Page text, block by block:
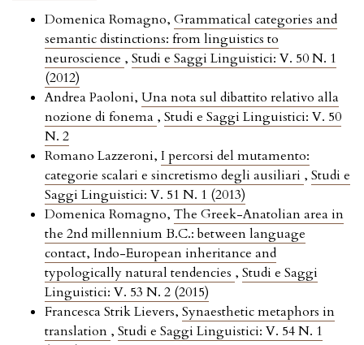
Domenica Romagno, Grammatical categories and
semantic distinctions: from linguistics to
neuroscience , Studi e Saggi Linguistici: V. 50 N. 1
(2012)
Andrea Paoloni, Una nota sul dibattito relativo alla
nozione di fonema , Studi e Saggi Linguistici: V. 50
N. 2
Romano Lazzeroni, I percorsi del mutamento:
categorie scalari e sincretismo degli ausiliari , Studi e
Saggi Linguistici: V. 51 N. 1 (2013)
Domenica Romagno, The Greek-Anatolian area in
the 2nd millennium B.C.: between language
contact, Indo-European inheritance and
typologically natural tendencies , Studi e Saggi
Linguistici: V. 53 N. 2 (2015)
Francesca Strik Lievers, Synaesthetic metaphors in
translation , Studi e Saggi Linguistici: V. 54 N. 1